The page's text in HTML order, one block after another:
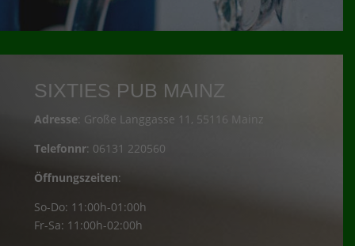
SIXTIES PUB MAINZ
Adresse: Große Langgasse 11, 55116 Mainz
Telefonnr: 06131 220560
Öffnungszeiten:
So-Do: 11:00h-01:00h
Fr-Sa: 11:00h-02:00h